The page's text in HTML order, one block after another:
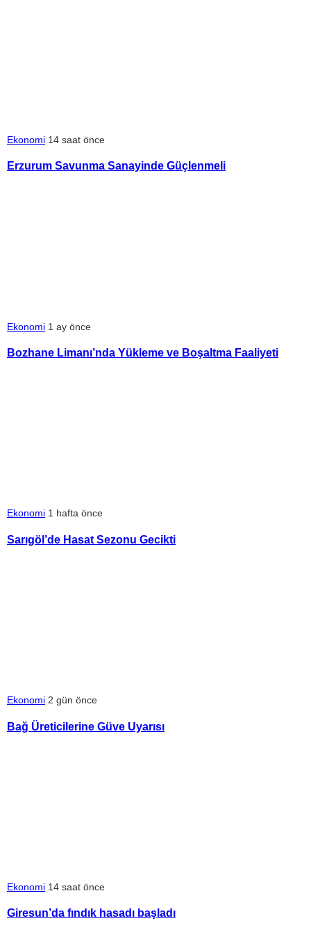
Ekonomi 14 saat önce
Erzurum Savunma Sanayinde Güçlenmeli
Ekonomi 1 ay önce
Bozhane Limanı’nda Yükleme ve Boşaltma Faaliyeti
Ekonomi 1 hafta önce
Sarıgöl’de Hasat Sezonu Gecikti
Ekonomi 2 gün önce
Bağ Üreticilerine Güve Uyarısı
Ekonomi 14 saat önce
Giresun’da fındık hasadı başladı